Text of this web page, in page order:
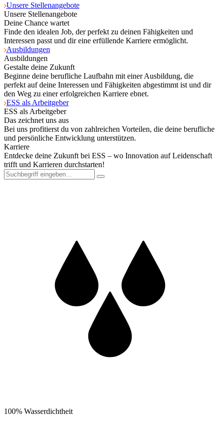
Unsere Stellenangebote
Unsere Stellenangebote
Deine Chance wartet
Finde den idealen Job, der perfekt zu deinen Fähigkeiten und
Interessen passt und dir eine erfüllende Karriere ermöglicht.
Ausbildungen
Ausbildungen
Gestalte deine Zukunft
Beginne deine berufliche Laufbahn mit einer Ausbildung, die
perfekt auf deine Interessen und Fähigkeiten abgestimmt ist und dir
den Weg zu einer erfolgreichen Karriere ebnet.
ESS als Arbeitgeber
ESS als Arbeitgeber
Das zeichnet uns aus
Bei uns profitierst du von zahlreichen Vorteilen, die deine berufliche
und persönliche Entwicklung unterstützen.
Karriere
Entdecke deine Zukunft bei ESS – wo Innovation auf Leidenschaft
trifft und Karrieren durchstarten!
100% Wasserdichtheit